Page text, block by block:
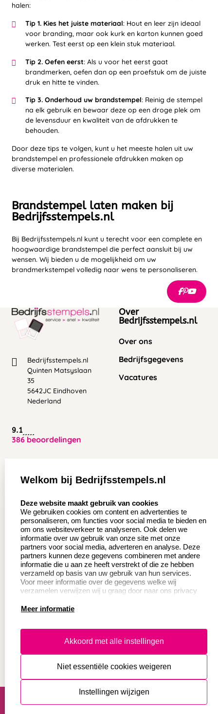
halen:
Tip 1. Kies het juiste materiaal: Hout en leer zijn ideaal
voor branding, maar ook kurk en karton kunnen goed
werken. Test eerst op een klein stuk materiaal.
Tip 2. Oefen eerst: Als u voor het eerst gaat
brandmerken, oefen dan op een proefstuk om de juiste
druk en hitte te vinden.
Tip 3. Onderhoud uw brandstempel: Reinig de stempel
na elk gebruik en bewaar deze op een droge plek om
de levensduur en kwaliteit van de afdrukken te
behouden.
Door deze tips te volgen, kunt u het meeste halen uit uw
brandstempel en professionele afdrukken maken op
diverse materialen.
Brandstempel laten maken bij
Bedrijfsstempels.nl
Bij Bedrijfsstempels.nl kunt u terecht voor een complete en
hoogwaardige brandstempel die perfect aansluit bij uw
wensen. Wij bieden u de mogelijkheid om uw
brandmerkstempel volledig naar wens te personaliseren.
Bedrijfsstempels.nl
Quinten Matsyslaan
35
5642JC Eindhoven
Nederland
9.1
386 beoordelingen
Over
Bedrijfsstempels.nl
Over ons
Bedrijfsgegevens
Vacatures
Aanvraag op maat
Wederverkoper
worden
Sale
Betaling & Verzending
Contact opnemen
Veel gestelde vragen
Retourneren
Herroepingsrecht
Productinformatie:
Instructie voor
Aanleverspecificaties
Safety Sheets
algemene voorwaarden
disclaimer
Welkom bij Bedrijfsstempels.nl
Deze website maakt gebruik van cookies
We gebruiken cookies om content en advertenties te
personaliseren, om functies voor social media te bieden en
om ons websiteverkeer te analyseren. Ook delen we
informatie over uw gebruik van onze site met onze
partners voor social media, adverteren en analyse. Deze
partners kunnen deze gegevens combineren met andere
informatie die u aan ze heeft verstrekt of die ze hebben
verzameld op basis van uw gebruik van hun services.
Voor meer informatie over de gegevens welke wij
verzamelen verwijzen wij u graag door naar ons privacy
Meer informatie
Akkoord met alle instellingen
Niet essentiële cookies weigeren
Instellingen wijzigen